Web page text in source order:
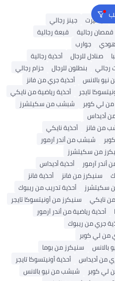
تيشيرت
جينز رجالي
قمصان رجالية
قبعة رجالية
هودي
جوارب
صنادل للرجال
أحذية رجالية
رجالي بنطلون للرجال
حزام رجالي
نيو بالانس
أحذية جري من فانز
تايجر
أحذية رياضية من نايكي
من لي كوبر
شبشب من سكيتشرز
أديداس
من فانز
أحذية نايكي
شبشب من أندر آرمور
من سكيتشرز
أندر آرمور
أحذية أديداس
سنيكرز من فانز
أحذية فانز
سكيتشرز
أحذية تدريب من ريبوك
نايكي
سنيكرز من أونيتسوكا تايجر
أحذية رياضية من أندر آرمور
جري من ريبوك
من لي كوبر
بالانس
سنيكرز من بوما
من أديداس
أحذية أونيتسوكا تايجر
لي كوبر
شبشب من نيو بالانس